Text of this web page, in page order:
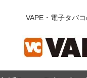
VAPE・電子タバ